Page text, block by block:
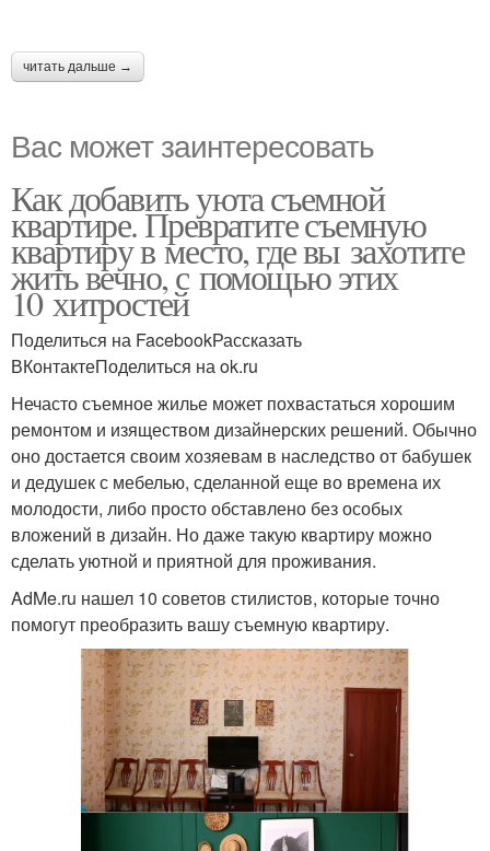
читать дальше →
Вас может заинтересовать
Как добавить уюта съемной
квартире. Превратите съемную
квартиру в место, где вы захотите
жить вечно, с помощью этих
10 хитростей
Поделиться на FacebookРассказать
ВКонтактеПоделиться на ok.ru
Нечасто съемное жилье может похвастаться хорошим
ремонтом и изяществом дизайнерских решений. Обычно
оно достается своим хозяевам в наследство от бабушек
и дедушек с мебелью, сделанной еще во времена их
молодости, либо просто обставлено без особых
вложений в дизайн. Но даже такую квартиру можно
сделать уютной и приятной для проживания.
AdMe.ru нашел 10 советов стилистов, которые точно
помогут преобразить вашу съемную квартиру.